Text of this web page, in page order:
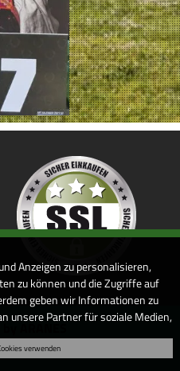
ARANES
Anzeigen zu personalisieren,
zu können und die Zugriffe auf
geben wir Informationen zu
unsere Partner für soziale Medien,
Daten zusammen, die Sie
verwenden